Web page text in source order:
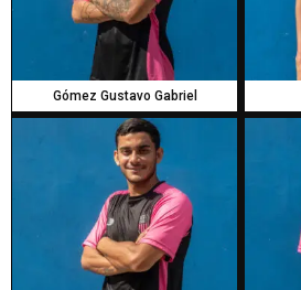
Gómez Gustavo Gabriel